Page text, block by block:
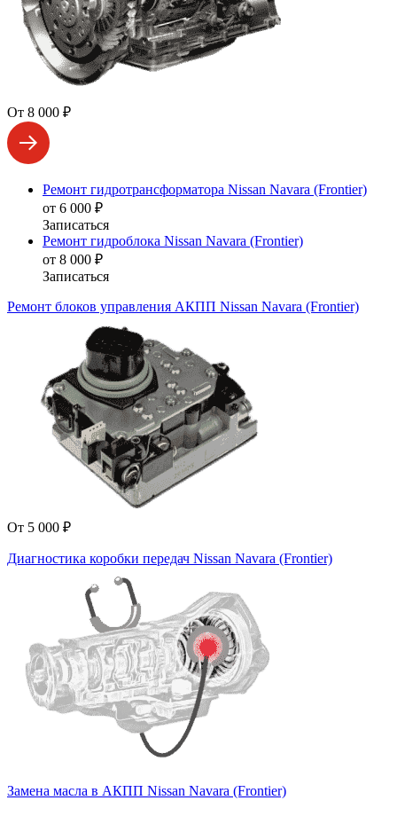
От 8 000 ₽
Ремонт гидротрансформатора Nissan Navara (Frontier)
от 6 000 ₽
Записаться
Ремонт гидроблока Nissan Navara (Frontier)
от 8 000 ₽
Записаться
Ремонт блоков управления АКПП Nissan Navara (Frontier)
От 5 000 ₽
Диагностика коробки передач Nissan Navara (Frontier)
Замена масла в АКПП Nissan Navara (Frontier)